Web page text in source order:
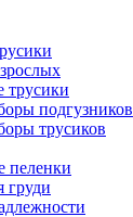
трусики
подгузников
трусиков
груди